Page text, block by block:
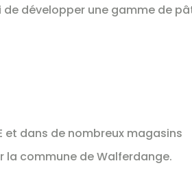
développer une gamme de
et dans de nombreux magasins
la commune de Walferdange.